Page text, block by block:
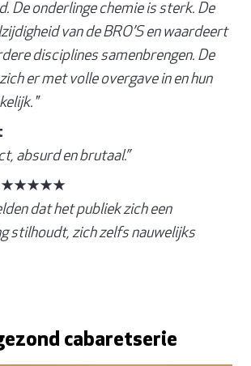
De onderlinge chemie is sterk. De
van de BRO’S en waardeert
disciplines samenbrengen. De
er met volle overgave in en hun
absurd en brutaal.”
★★★★★
dat het publiek zich een
stilhoudt, zich zelfs nauwelijks
cabaretserie